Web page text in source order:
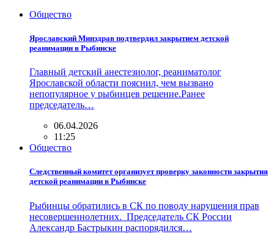
Общество
Ярославский Минздрав подтвердил закрытием детской
реанимации в Рыбинске
Главный детский анестезиолог, реаниматолог
Ярославской области пояснил, чем вызвано
непопулярное у рыбинцев решение.Ранее
председатель…
06.04.2026
11:25
Общество
Следственный комитет организует проверку законности закрытия
детской реанимации в Рыбинске
Рыбинцы обратились в СК по поводу нарушения прав
несовершеннолетних. Председатель СК России
Александр Бастрыкин распорядился…